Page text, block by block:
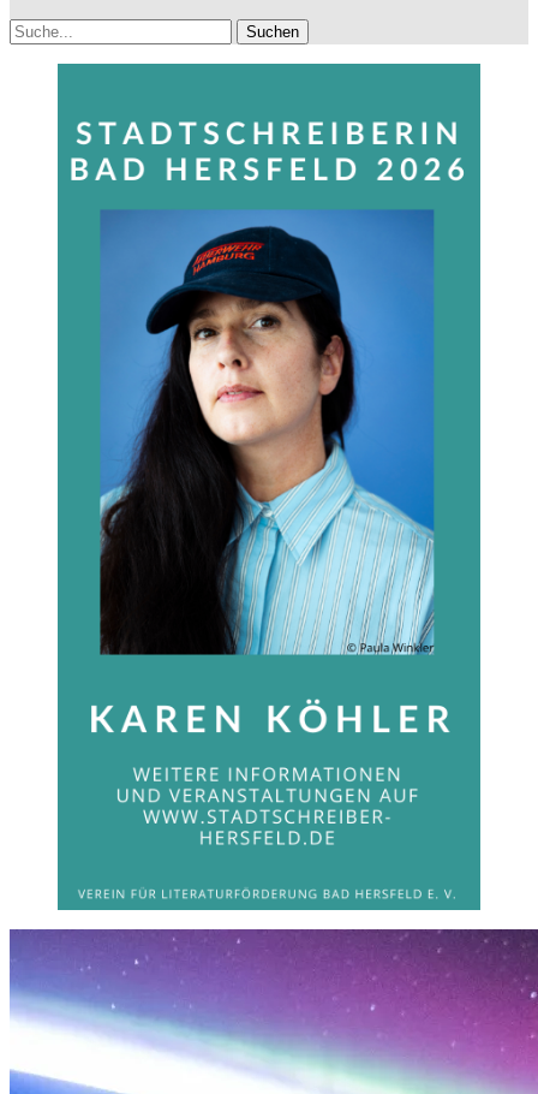
Suche